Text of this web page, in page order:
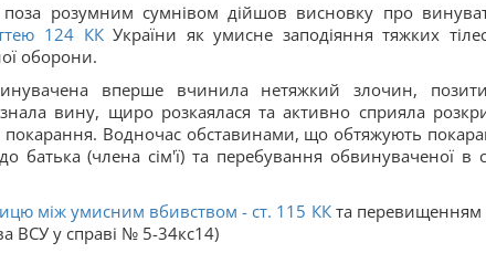
поза розумним сумнівом дійшов висновку про
124 ККУкраїни як умисне заподіяння тяжких
оборони.
вперше вчинила нетяжкий злочин,
вину, щиро розкаялася та активно сприяла
Водночас обставинами, що обтяжують
(члена сім'ї) та перебування обвинуваченої в
між умисним вбивством - ст. 115 ККта
ВСУ у справі № 5-34кс14)